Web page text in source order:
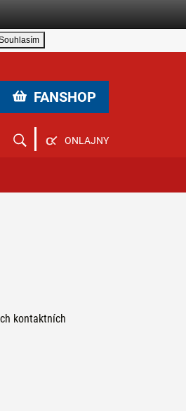
FANSHOP
ONLAJNY
kontaktních